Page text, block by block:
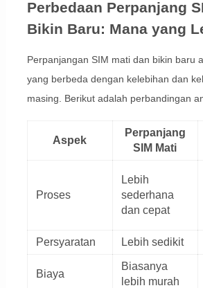
Perbedaan Perpanjang
Bikin Baru: Mana yang
Perpanjangan SIM mati dan bikin baru
yang berbeda dengan kelebihan dan
masing. Berikut adalah perbandingan
Aspek
Perpanjang
SIM Mati
Proses
Lebih
sederhana
dan cepat
Persyaratan Lebih sedikit
Biaya
Biasanya
lebih murah